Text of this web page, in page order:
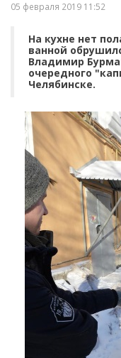
05 февраля 2019 11:52
На кухне нет
ванной
Владимир
очередного
Челябинске.